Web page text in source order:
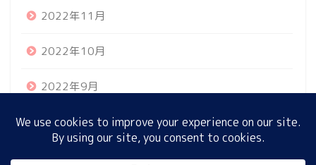
2022年11月
2022年10月
2022年9月
2022年8月
2022年7月